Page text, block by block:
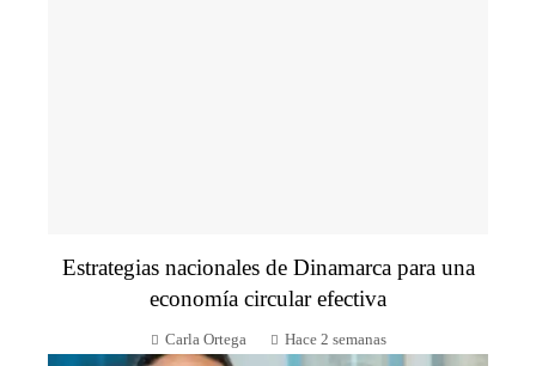
Estrategias nacionales de Dinamarca para una
economía circular efectiva
Carla Ortega Hace 2 semanas